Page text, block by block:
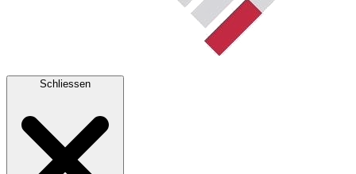
Schliessen